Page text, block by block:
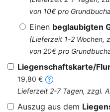
von 10€ pro
Einen beglaubigten
(Lieferzeit 1-2 Wochen,
von 20€ pro
Liegenschaftskarte/
19,80 €
Lieferzeit 2-7 Tagen, zzgl.
Auszug aus dem